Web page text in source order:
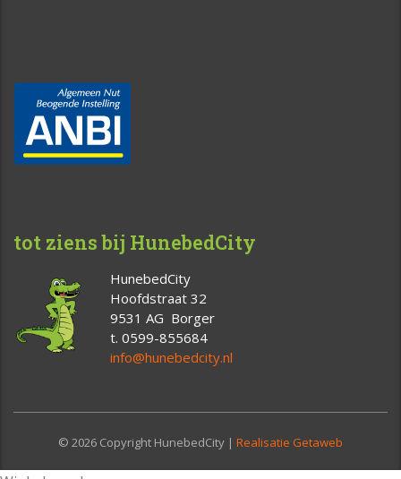
tot ziens bij HunebedCity
HunebedCity
Hoofdstraat 32
9531 AG Borger
t. 0599-855684
info@hunebedcity.nl
© 2026 Copyright HunebedCity | Realisatie Getaweb